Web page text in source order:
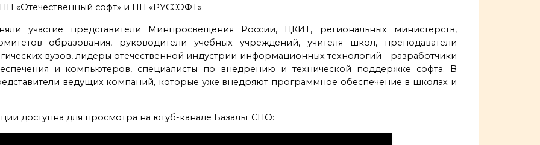
«Отечественный софт» и НП «РУССОФТ».
участие представители Минпросвещения России, ЦКИТ, региональных министерств,
образования, руководители учебных учреждений, учителя школ, преподаватели
вузов, лидеры отечественной индустрии информационных технологий – разработчики
и компьютеров, специалисты по внедрению и технической поддержке софта. В
ведущих компаний, которые уже внедряют программное обеспечение в школах и
доступна для просмотра на ютуб-канале Базальт СПО: